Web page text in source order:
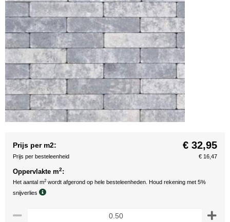
Prijs per m2: € 32,95
Prijs per besteleenheid € 16,47
Oppervlakte m2:
Het aantal m2 wordt afgerond op hele besteleenheden. Houd rekening met 5%
snijverlies